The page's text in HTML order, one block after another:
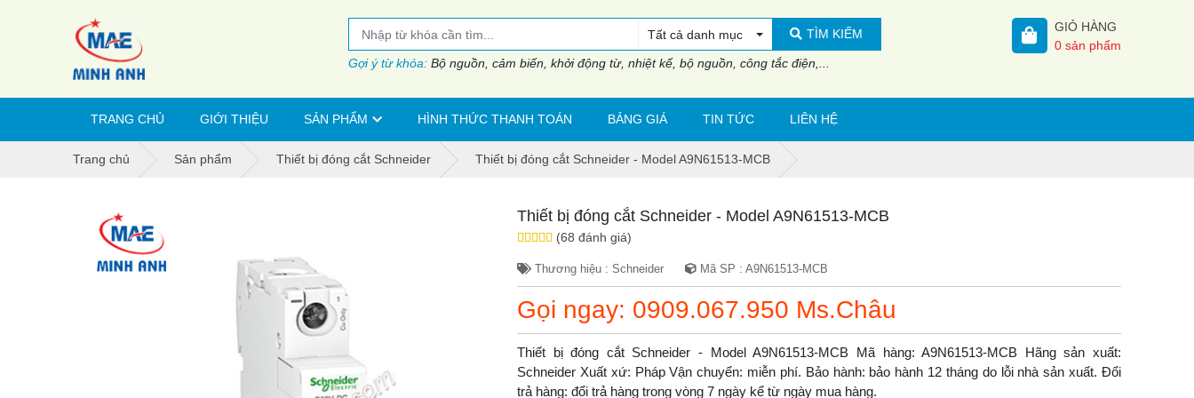
Tất cả danh mục TÌM KIẾM
Gợi ý từ khóa: Bộ nguồn, cảm biến, khởi động từ, nhiệt kế, bộ nguồn, công tắc điện,...
GIỎ HÀNG
0 sản phẩm
TRANG CHỦ GIỚI THIỆU SẢN PHẨM HÌNH THỨC THANH TOÁN BẢNG GIÁ TIN TỨC LIÊN HỆ
Trang chủ Sản phẩm Thiết bị đóng cắt Schneider Thiết bị đóng cắt Schneider - Model A9N61513-MCB
Thiết bị đóng cắt Schneider - Model A9N61513-MCB
(68 đánh giá)
Thương hiệu : Schneider Mã SP : A9N61513-MCB
Gọi ngay: 0909.067.950 Ms.Châu
Thiết bị đóng cắt Schneider - Model A9N61513-MCB Mã hàng: A9N61513-MCB Hãng sản xuất:
Schneider Xuất xứ: Pháp Vận chuyển: miễn phí. Bảo hành: bảo hành 12 tháng do lỗi nhà sản xuất. Đổi
trả hàng: đổi trả hàng trong vòng 7 ngày kể từ ngày mua hàng.